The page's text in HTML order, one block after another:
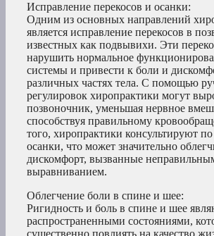
Исправление перекосов и осанки:
Одним из основных направлений
является исправление перекосов в
известных как подвывихи. Эти
нарушить нормальное
системы и привести к боли и
различных частях тела. С помощью
регулировок хиропрактики могут
позвоночник, уменьшая нервное
способствуя правильному
того, хиропрактики консультируют
осанки, что может значительно
дискомфорт, вызванные
выравниванием.
Облегчение боли в спине и шее:
Ригидность и боль в спине и шее
распространенными состояниями,